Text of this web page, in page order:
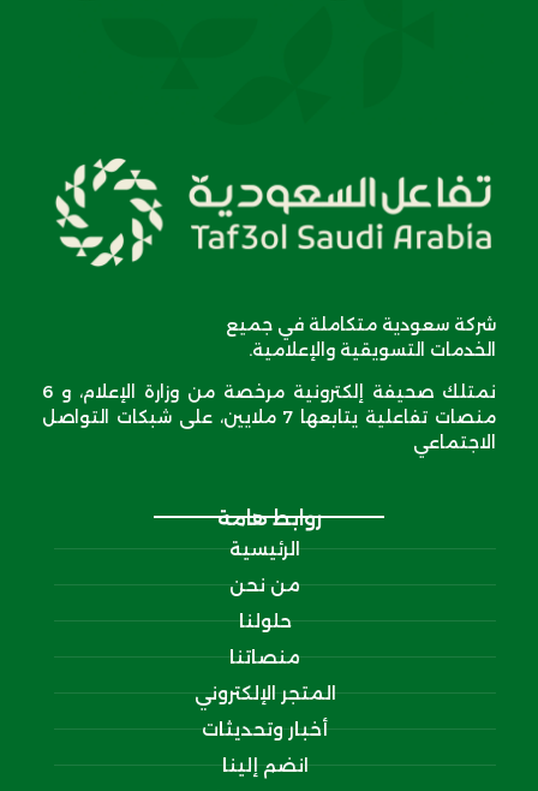
روابط هامة
الرئيسية
من نحن
حلولنا
منصاتنا
المتجر الإلكتروني
أخبار وتحديثات
انضم إلينا
شركة سعودية متكاملة في جميع
الخدمات التسويقية والإعلامية.
نمتلك صحيفة إلكترونية مرخصة من وزارة الإعلام، و 6
منصات تفاعلية يتابعها 7 ملايين، على شبكات التواصل
الاجتماعي